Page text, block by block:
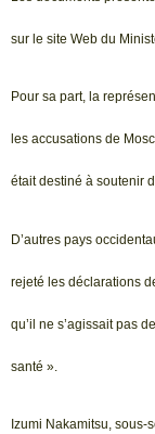
sur le site Web du
Pour sa part, la
les accusations de
était destiné à soutenir
D’autres pays
rejeté les déclarations
qu’il ne s’agissait pas
santé ».
Izumi Nakamitsu,